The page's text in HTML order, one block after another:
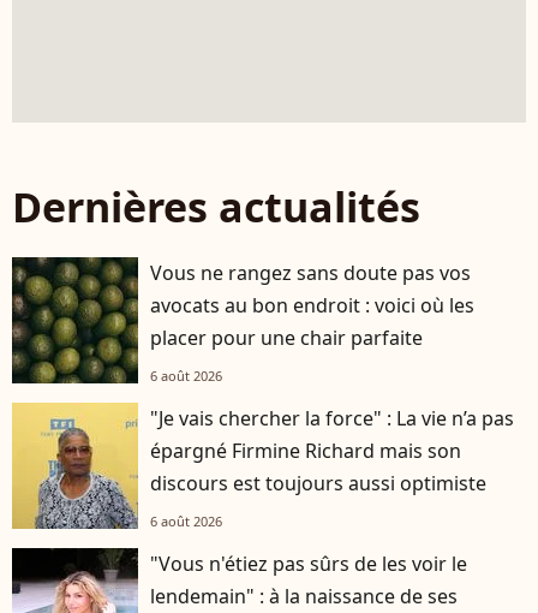
Dernières actualités
Vous ne rangez sans doute pas vos
avocats au bon endroit : voici où les
placer pour une chair parfaite
6 août 2026
"Je vais chercher la force" : La vie n’a pas
épargné Firmine Richard mais son
discours est toujours aussi optimiste
6 août 2026
"Vous n'étiez pas sûrs de les voir le
lendemain" : à la naissance de ses